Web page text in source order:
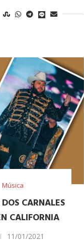
Música
CARNALES
CALIFORNIA
11/01/2021